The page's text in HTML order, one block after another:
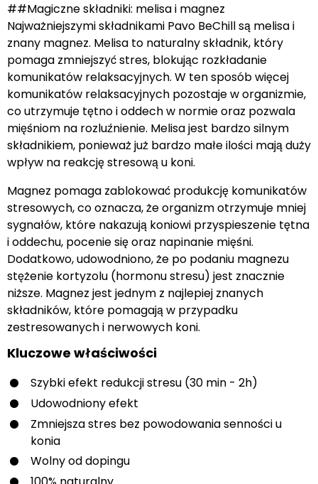
##Magiczne składniki: melisa i magnez
Najważniejszymi składnikami Pavo BeChill są melisa i
znany magnez. Melisa to naturalny składnik, który
pomaga zmniejszyć stres, blokując rozkładanie
komunikatów relaksacyjnych. W ten sposób więcej
komunikatów relaksacyjnych pozostaje w organizmie,
co utrzymuje tętno i oddech w normie oraz pozwala
mięśniom na rozluźnienie. Melisa jest bardzo silnym
składnikiem, ponieważ już bardzo małe ilości mają duży
wpływ na reakcję stresową u koni.
Magnez pomaga zablokować produkcję komunikatów
stresowych, co oznacza, że organizm otrzymuje mniej
sygnałów, które nakazują koniowi przyspieszenie tętna
i oddechu, pocenie się oraz napinanie mięśni.
Dodatkowo, udowodniono, że po podaniu magnezu
stężenie kortyzolu (hormonu stresu) jest znacznie
niższe. Magnez jest jednym z najlepiej znanych
składników, które pomagają w przypadku
zestresowanych i nerwowych koni.
Kluczowe właściwości
Szybki efekt redukcji stresu (30 min - 2h)
Udowodniony efekt
Zmniejsza stres bez powodowania senności u
konia
Wolny od dopingu